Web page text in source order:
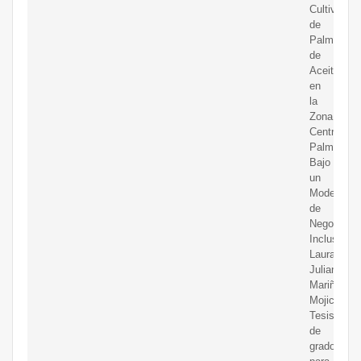
Cultivo
de
Palma
de
Aceite,
en
la
Zona
Central
Palmera,
Bajo
un
Modelo
de
Negocios
Inclusivos
Laura
Juliana
Mariño
Mojica
Tesis
de
grado